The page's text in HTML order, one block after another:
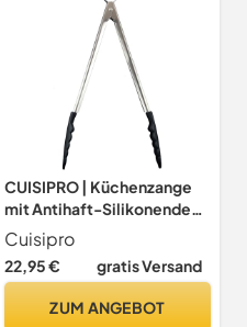
CUISIPRO | Küchenzange
mit Antihaft-Silikonenden,
schwarz, Länge: 30 cm
Cuisipro
22,95 € gratis Versand
ZUM ANGEBOT